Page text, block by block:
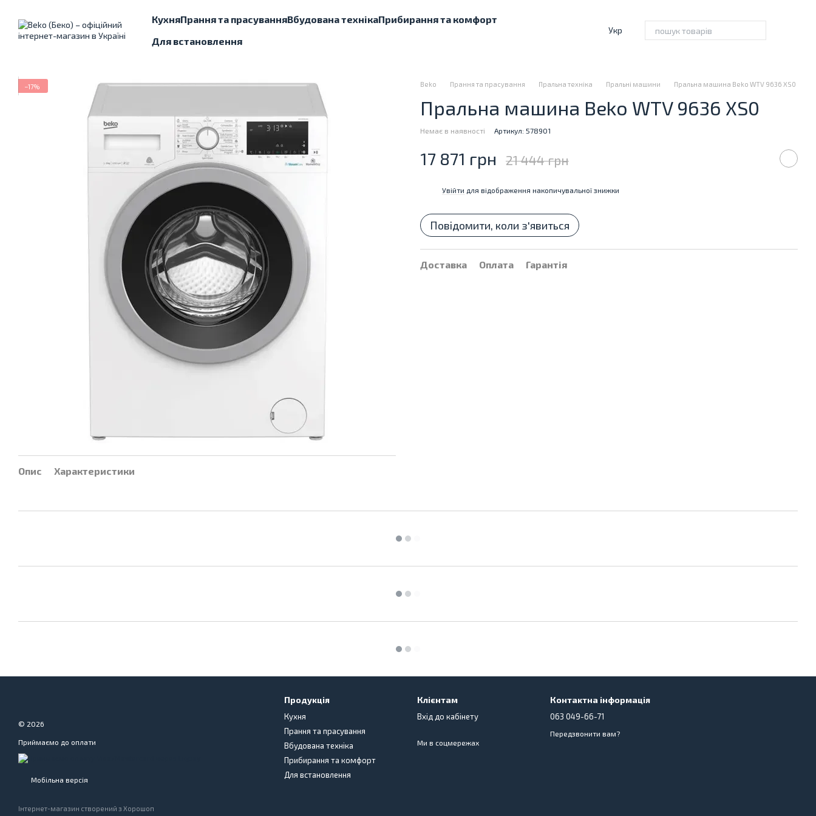
КухняПрання та прасуванняВбудована технікаПрибирання та комфорт
Для встановлення
Укр
−17%
Опис Характеристики
Beko Прання та прасування Пральна техніка Пральні машини Пральна машина Beko WTV 9636 XS0
Пральна машина Beko WTV 9636 XS0
Немає в наявності Артикул: 578901
17 871 грн 21 444 грн
Увійти для відображення накопичувальної знижки
Повідомити, коли з'явиться
Доставка Оплата Гарантія
© 2026
Приймаємо до оплати
Мобільна версія
Інтернет-магазин створений з Хорошоп
Продукція
Кухня
Прання та прасування
Вбудована техніка
Прибирання та комфорт
Для встановлення
Клієнтам
Вхід до кабінету
Ми в соцмережах
Контактна інформація
063 049-66-71
Передзвонити вам?